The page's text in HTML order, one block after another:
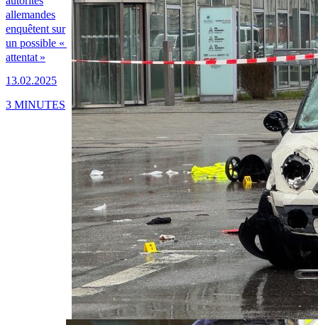
allemandes
enquêtent sur
un possible «
attentat »
13.02.2025
3 MINUTES